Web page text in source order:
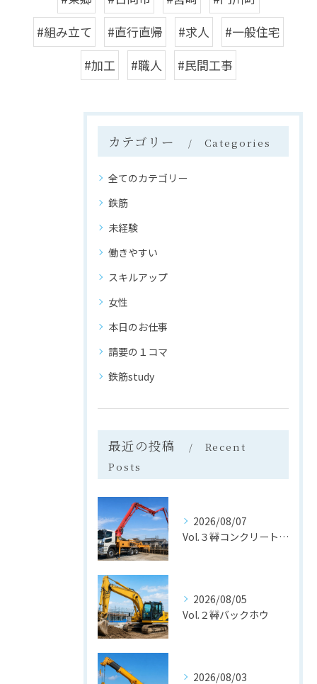
#組み立て
#直行直帰 #求人
#一般住宅
#加工
#職人 #民間工事
カテゴリー Categories
全てのカテゴリー
鉄筋
未経験
働きやすい
スキルアップ
女性
本日のお仕事
請要の１コマ
鉄筋study
最近の投稿
Recent
Posts
2026/08/07
Vol.３🚧コンクリートポンプ車
2026/08/05
Vol.２🚧バックホウ
2026/08/03